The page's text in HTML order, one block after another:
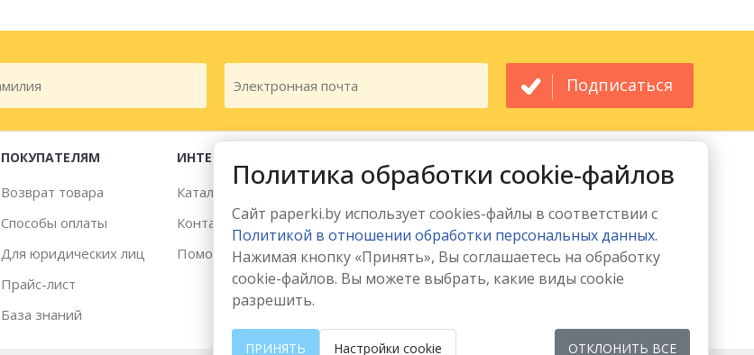
Подписаться
ПОКУПАТЕЛЯМ
Возврат товара
Способы оплаты
Для юридических лиц
Прайс-лист
База знаний
ИНТЕРНЕТ-МАГАЗИН
Каталог товаров
Контакты
Помощь
Политика обработки cookie-файлов
Сайт paperki.by использует cookies-файлы в соответствии с
Политикой в отношении обработки персональных данных.
Нажимая кнопку «Принять», Вы соглашаетесь на обработку
cookie-файлов. Вы можете выбрать, какие виды cookie
разрешить.
ПРИНЯТЬ Настройки cookie ОТКЛОНИТЬ ВСЕ